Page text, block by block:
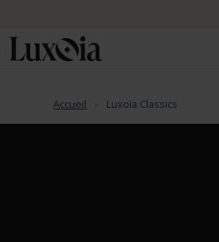
Accueil Luxoia Classics